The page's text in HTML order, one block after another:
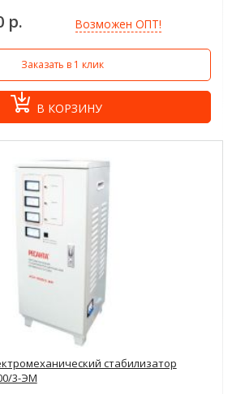
р. Возможен ОПТ!
Заказать в 1 клик
В КОРЗИНУ
стабилизатор
3-ЭМ